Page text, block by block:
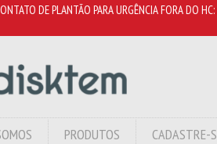
DE PLANTÃO PARA URGÊNCIA FORA DO HC:
PRODUTOS CADASTRE-